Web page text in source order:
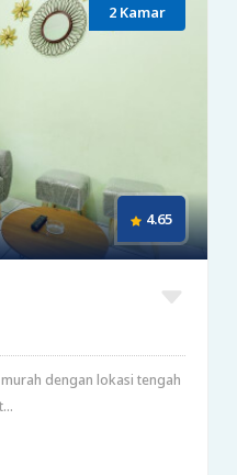
2 Kamar
4.65
dengan lokasi tengah